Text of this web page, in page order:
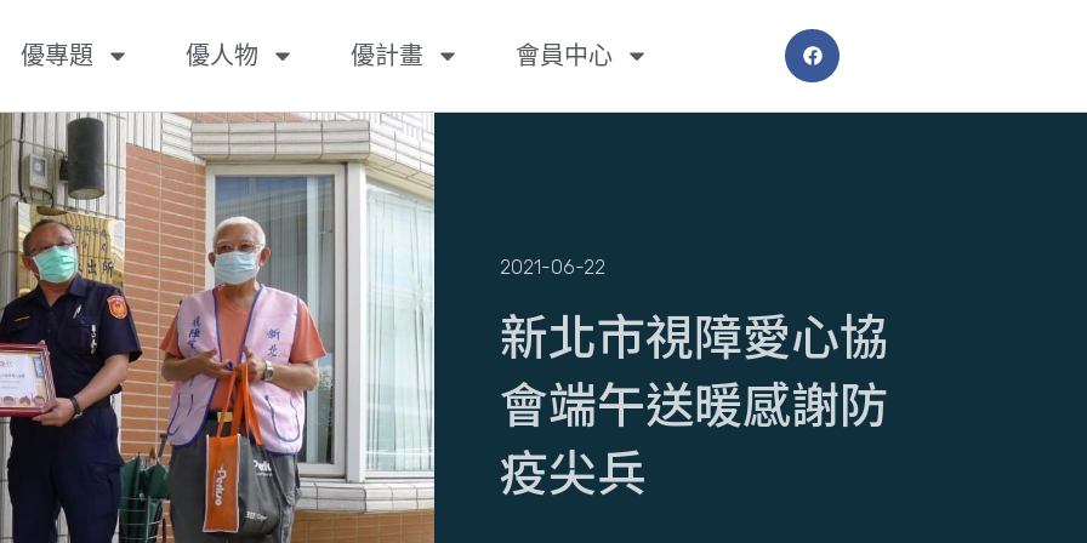
優專題 優人物 優計畫 會員中心
2021-06-22
新北市視障愛心協
會端午送暖感謝防
疫尖兵